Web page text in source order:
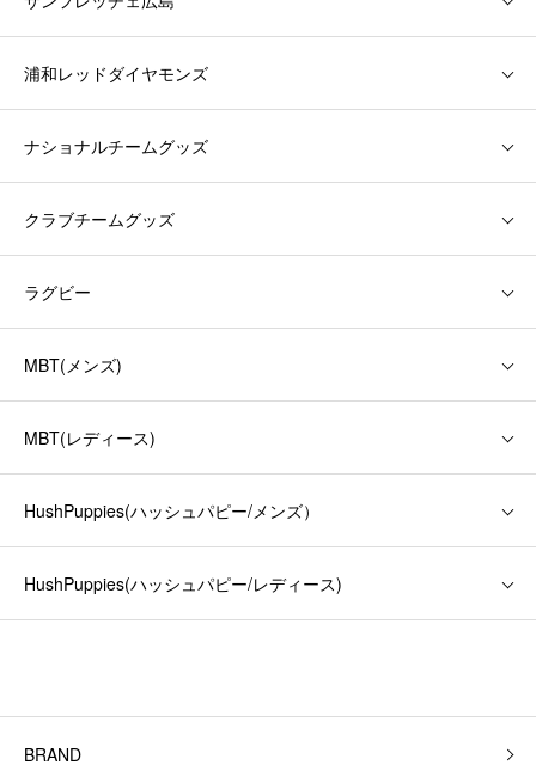
浦和レッドダイヤモンズ
ナショナルチームグッズ
クラブチームグッズ
ラグビー
MBT(メンズ)
MBT(レディース)
HushPuppies(ハッシュパピー/メンズ）
HushPuppies(ハッシュパピー/レディース)
BRAND